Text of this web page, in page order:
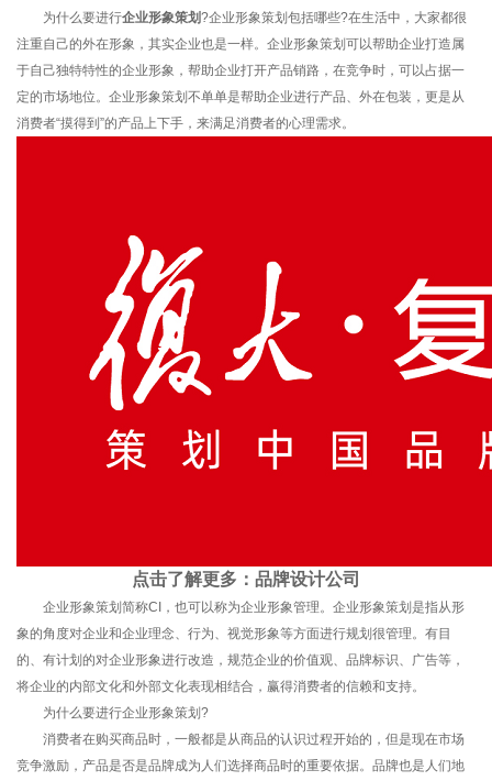
为什么要进行企业形象策划?企业形象策划包括哪些?在生活中，大家都很
注重自己的外在形象，其实企业也是一样。企业形象策划可以帮助企业打造属
于自己独特特性的企业形象，帮助企业打开产品销路，在竞争时，可以占据一
定的市场地位。企业形象策划不单单是帮助企业进行产品、外在包装，更是从
消费者“摸得到”的产品上下手，来满足消费者的心理需求。
点击了解更多： 品牌设计公司
企业形象策划简称CI，也可以称为企业形象管理。企业形象策划是指从形
象的角度对企业和企业理念、行为、视觉形象等方面进行规划很管理。有目
的、有计划的对企业形象进行改造，规范企业的价值观、品牌标识、广告等，
将企业的内部文化和外部文化表现相结合，赢得消费者的信赖和支持。
为什么要进行企业形象策划?
消费者在购买商品时，一般都是从商品的认识过程开始的，但是现在市场
竞争激励，产品是否是品牌成为人们选择商品时的重要依据。品牌也是人们地